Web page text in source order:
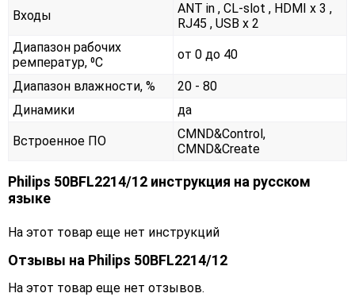
Входы
ANT in , CL-slot , HDMI x 3 ,
RJ45 , USB x 2
Диапазон рабочих
ремператур, ⁰С
от 0 до 40
Диапазон влажности, %
20 - 80
Динамики
да
Встроенное ПО
CMND&Control,
CMND&Create
Philips 50BFL2214/12 инструкция на русском
языке
На этот товар еще нет инструкций
Отзывы на Philips 50BFL2214/12
На этот товар еще нет отзывов.